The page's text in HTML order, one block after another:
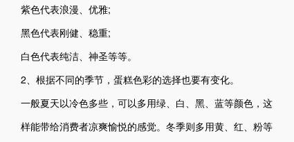
紫色代表浪漫、优雅;
黑色代表刚健、稳重;
白色代表纯洁、神圣等等。
2、根据不同的季节，蛋糕色彩的选择也要有变化。
一般夏天以冷色多些，可以多用绿、白、黑、蓝等颜色，这
样能带给消费者凉爽愉悦的感觉。冬季则多用黄、红、粉等